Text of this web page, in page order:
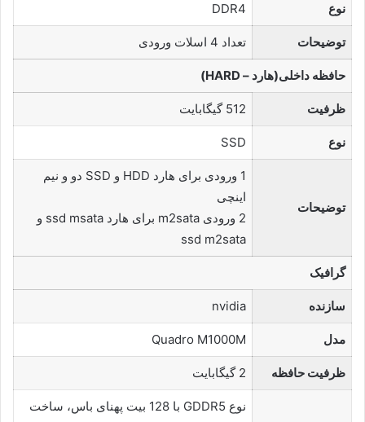
نوع DDR4
توضیحات تعداد 4 اسلات ورودی
حافظه داخلی(هارد – HARD)
ظرفیت 512 گیگابایت
نوع SSD
توضیحات
1 ورودی برای هارد HDD و SSD دو و نیم
اینچی
2 ورودی m2sata برای هارد ssd msata و
ssd m2sata
گرافیک
سازنده nvidia
مدل Quadro M1000M
ظرفیت حافظه 2 گیگابایت
نوع GDDR5 با 128 بیت پهنای باس، ساخت